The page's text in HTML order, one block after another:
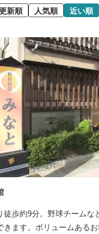
新順 人気順 近い順
徒歩約9分。野球チームな
きます。ボリュームある